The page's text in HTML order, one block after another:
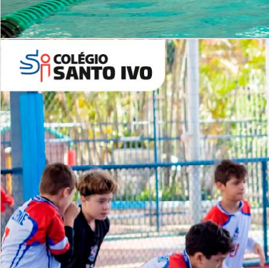
Período Integral | Saiba mais
Lista de vídeos
NOSSOCANAL